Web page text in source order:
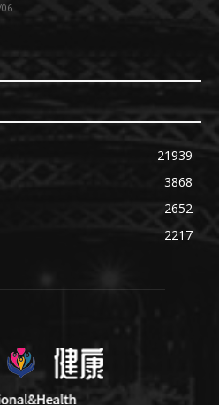
21939
3868
2652
2217